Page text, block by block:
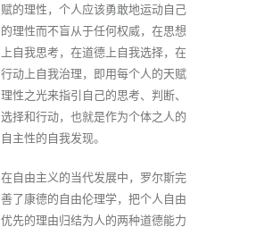
赋的理性，个人应该勇敢地运动自己
的理性而不盲从于任何权威，在思想
上自我思考，在道德上自我选择，在
行动上自我治理，即用每个人的天赋
理性之光来指引自己的思考、判断、
选择和行动，也就是作为个体之人的
自主性的自我发现。
在自由主义的当代发展中，罗尔斯完
善了康德的自由伦理学，把个人自由
优先的理由归结为人的两种道德能力